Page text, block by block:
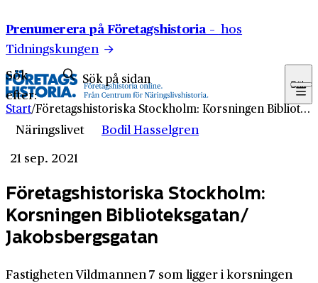
Prenumerera på Företagshistoria – hos
Tidningskungen
Sök
efter:
Sök
Start/ Företagshistoriska Stockholm: Korsningen Biblioteksgatan/ Jakobsbergsgatan
Näringslivet
Bodil Hasselgren
21 sep. 2021
Företagshistoriska Stockholm:
Korsningen Biblioteksgatan/
Jakobsbergsgatan
Fastigheten Vildmannen 7 som ligger i korsningen